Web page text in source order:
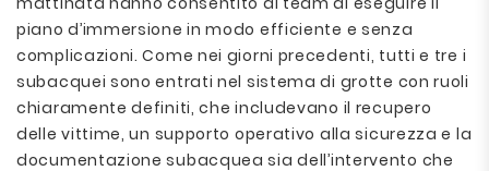
piano d’immersione in modo efficiente e senza
complicazioni. Come nei giorni precedenti, tutti e tre i
subacquei sono entrati nel sistema di grotte con ruoli
chiaramente definiti, che includevano il recupero
delle vittime, un supporto operativo alla sicurezza e la
documentazione subacquea sia dell’intervento che